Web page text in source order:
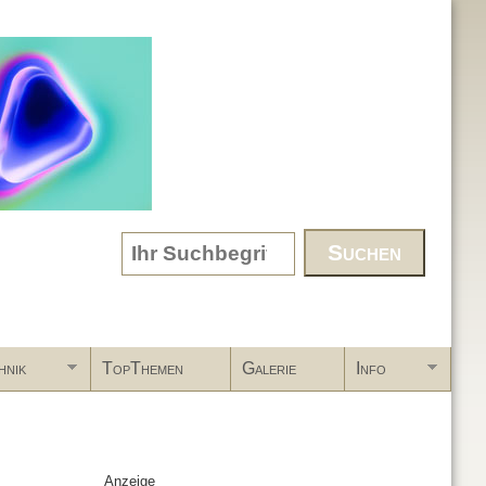
Search form
TopThemen Galerie Info
Anzeige